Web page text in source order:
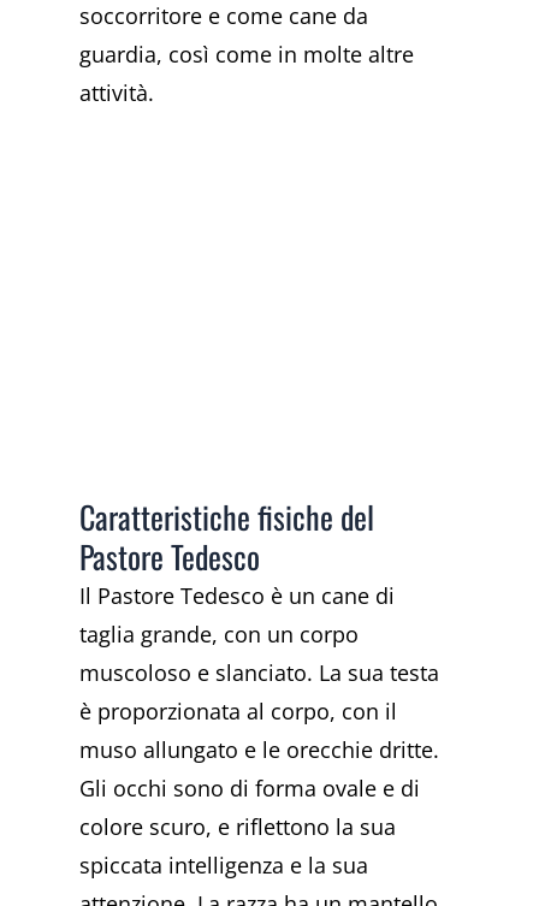
soccorritore e come cane da
guardia, così come in molte altre
attività.
Caratteristiche fisiche del
Pastore Tedesco
Il Pastore Tedesco è un cane di
taglia grande, con un corpo
muscoloso e slanciato. La sua testa
è proporzionata al corpo, con il
muso allungato e le orecchie dritte.
Gli occhi sono di forma ovale e di
colore scuro, e riflettono la sua
spiccata intelligenza e la sua